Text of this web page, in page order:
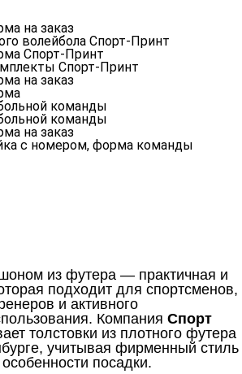
из футера — практичная и
подходит для спортсменов,
и активного
Компания Спорт
толстовки из плотного футера
учитывая фирменный стиль
посадки.